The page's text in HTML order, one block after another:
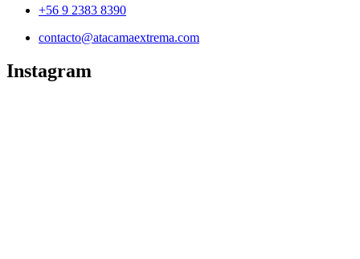
+56 9 2383 8390
contacto@atacamaextrema.com
Instagram